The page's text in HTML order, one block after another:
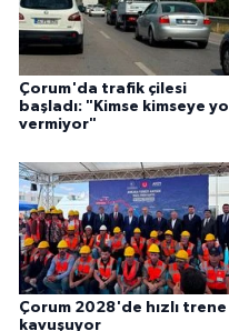
Çorum'da trafik çilesi
başladı: "Kimse kimseye yol
vermiyor"
Çorum 2028'de hızlı trene
kavuşuyor